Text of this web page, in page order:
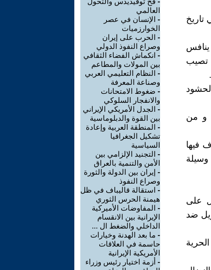
تاريخ
ينافس
تصيب
و من
فيها
وسيلة
على
ضد
العالمي
- الإنسان في عصر
الخوارزميات
- الحرب على إيران
وصراع النفوذ الدولي
- انكماش الفضاء الثقافي
بين المولات والمطاعم
- النظام التعليمي العربي
وصناعة المعرفة
- ضغوط الامتحانات
والانفجار السلوكي
- الجدل الأمريكي الإيراني
بين القوة والدبلوماسية
- المنطقة العربية وإعادة
تشكيل الجغرافيا
السياسية
- التجنيد الإلزامي بين
الأمن والتنمية بالعراق
- إيران بين الدولة والثورة
وصراع النفوذ
- استقالة قاليباف في ظل
هيمنة الحرس الثوري
- المفاوضات الأميركية
الإيرانية بين الانقسام
الداخلي والضغط ال ...
- ما بعد الهدنة وخيارات
حاسمة في العلاقات
الأمريكية الإيرانية
- أزمة اختيار رئيس وزراء